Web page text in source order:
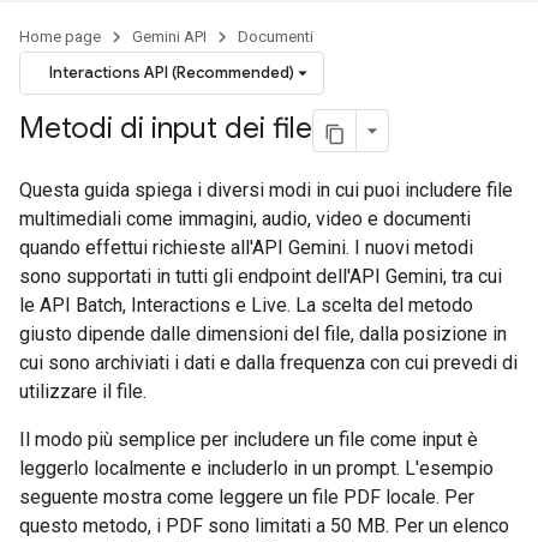
Home page Gemini API Documenti
Interactions API (Recommended)
Metodi di input dei file
Questa guida spiega i diversi modi in cui puoi includere file
multimediali come immagini, audio, video e documenti
quando effettui richieste all'API Gemini. I nuovi metodi
sono supportati in tutti gli endpoint dell'API Gemini, tra cui
le API Batch, Interactions e Live. La scelta del metodo
giusto dipende dalle dimensioni del file, dalla posizione in
cui sono archiviati i dati e dalla frequenza con cui prevedi di
utilizzare il file.
Il modo più semplice per includere un file come input è
leggerlo localmente e includerlo in un prompt. L'esempio
seguente mostra come leggere un file PDF locale. Per
questo metodo, i PDF sono limitati a 50 MB. Per un elenco